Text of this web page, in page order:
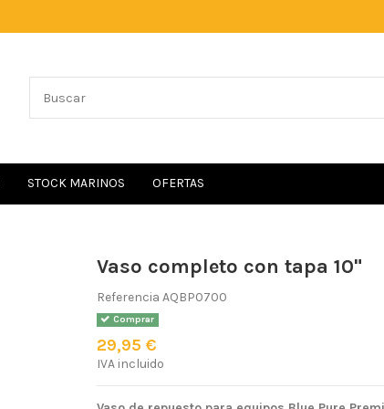
STOCK MARINOS OFERTAS
Vaso completo con tapa 10"
Referencia AQBP0700
Comprar
29,95 €
IVA incluido